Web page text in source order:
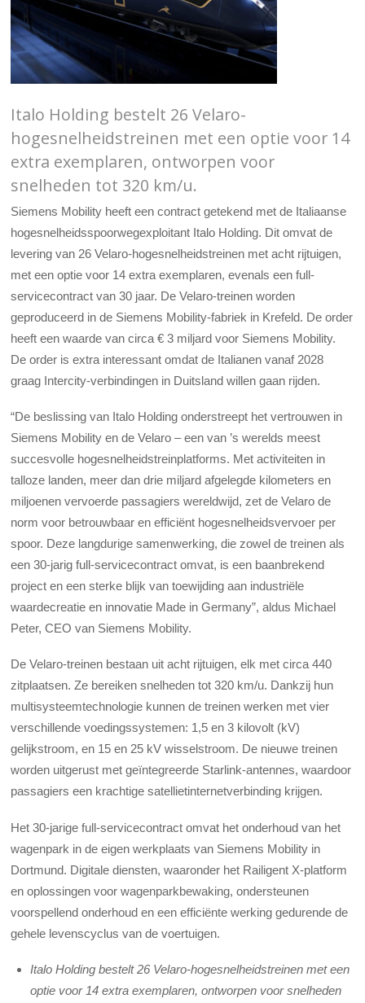
Italo Holding bestelt 26 Velaro-
hogesnelheidstreinen met een optie voor 14
extra exemplaren, ontworpen voor
snelheden tot 320 km/u.
Siemens Mobility heeft een contract getekend met de Italiaanse
hogesnelheidsspoorwegexploitant Italo Holding. Dit omvat de
levering van 26 Velaro-hogesnelheidstreinen met acht rijtuigen,
met een optie voor 14 extra exemplaren, evenals een full-
servicecontract van 30 jaar. De Velaro-treinen worden
geproduceerd in de Siemens Mobility-fabriek in Krefeld. De order
heeft een waarde van circa € 3 miljard voor Siemens Mobility.
De order is extra interessant omdat de Italianen vanaf 2028
graag Intercity-verbindingen in Duitsland willen gaan rijden.
“De beslissing van Italo Holding onderstreept het vertrouwen in
Siemens Mobility en de Velaro – een van ’s werelds meest
succesvolle hogesnelheidstreinplatforms. Met activiteiten in
talloze landen, meer dan drie miljard afgelegde kilometers en
miljoenen vervoerde passagiers wereldwijd, zet de Velaro de
norm voor betrouwbaar en efficiënt hogesnelheidsvervoer per
spoor. Deze langdurige samenwerking, die zowel de treinen als
een 30-jarig full-servicecontract omvat, is een baanbrekend
project en een sterke blijk van toewijding aan industriële
waardecreatie en innovatie Made in Germany”, aldus Michael
Peter, CEO van Siemens Mobility.
De Velaro-treinen bestaan uit acht rijtuigen, elk met circa 440
zitplaatsen. Ze bereiken snelheden tot 320 km/u. Dankzij hun
multisysteemtechnologie kunnen de treinen werken met vier
verschillende voedingssystemen: 1,5 en 3 kilovolt (kV)
gelijkstroom, en 15 en 25 kV wisselstroom. De nieuwe treinen
worden uitgerust met geïntegreerde Starlink-antennes, waardoor
passagiers een krachtige satellietinternetverbinding krijgen.
Het 30-jarige full-servicecontract omvat het onderhoud van het
wagenpark in de eigen werkplaats van Siemens Mobility in
Dortmund. Digitale diensten, waaronder het Railigent X-platform
en oplossingen voor wagenparkbewaking, ondersteunen
voorspellend onderhoud en een efficiënte werking gedurende de
gehele levenscyclus van de voertuigen.
Italo Holding bestelt 26 Velaro-hogesnelheidstreinen met een
optie voor 14 extra exemplaren, ontworpen voor snelheden